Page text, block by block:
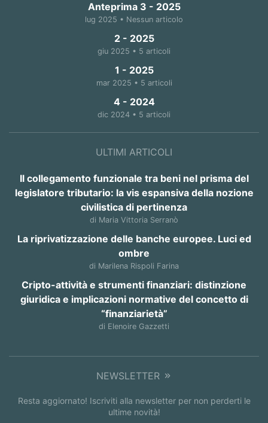
Anteprima 3 - 2025
lug 2025 • Nessun articolo
2 - 2025
giu 2025 • 5 articoli
1 - 2025
mar 2025 • 5 articoli
4 - 2024
dic 2024 • 5 articoli
ULTIMI ARTICOLI
Il collegamento funzionale tra beni nel prisma del
legislatore tributario: la vis espansiva della nozione
civilistica di pertinenza
di Maria Vittoria Serranò
La riprivatizzazione delle banche europee. Luci ed
ombre
di Marilena Rispoli Farina
Cripto-attività e strumenti finanziari: distinzione
giuridica e implicazioni normative del concetto di
“finanziarietà”
di Elenoire Gazzetti
NEWSLETTER
Resta aggiornato! Iscriviti alla newsletter per non perderti le
ultime novità!